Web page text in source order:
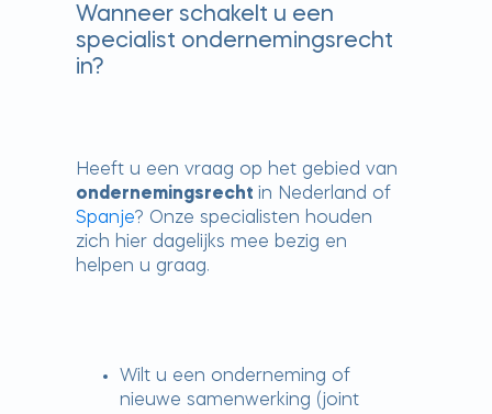
Wanneer schakelt u een
specialist ondernemingsrecht
in?
Heeft u een vraag op het gebied van
ondernemingsrecht in Nederland of
Spanje? Onze specialisten houden
zich hier dagelijks mee bezig en
helpen u graag.
Wilt u een onderneming of
nieuwe samenwerking (joint